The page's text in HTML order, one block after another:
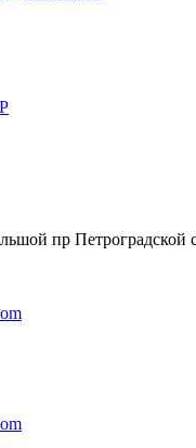
пр Петроградской